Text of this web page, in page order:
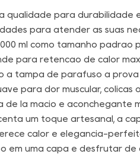
qualidade para durabilidade
para atender às suas
ml como tamanho padrão
para retenção de calor
a tampa de parafuso à
para dor muscular, cólicas
de lã macio e aconchegante
um toque artesanal, a
calor e elegância-
em uma capa e desfrutar